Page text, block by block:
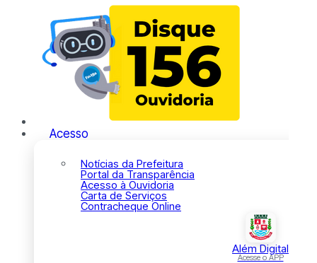
Acesso
Notícias da Prefeitura
Portal da Transparência
Acesso à Ouvidoria
Carta de Serviços
Contracheque Online
Além Digital
Acesse o APP